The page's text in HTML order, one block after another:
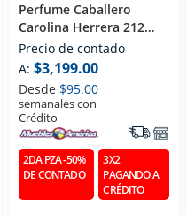
Perfume Caballero
Carolina Herrera 212
(edt) Eau De Toilette 200
Ml
Precio de contado
A: $3,199.00
Desde $95.00
semanales con
Crédito
2DA PZA -50%
DE CONTADO
3X2
PAGANDO A
CRÉDITO